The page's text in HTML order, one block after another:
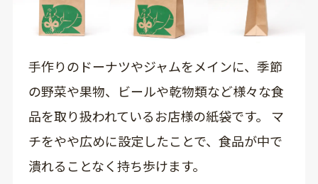
手作りのドーナツやジャムをメインに、季節
の野菜や果物、ビールや乾物類など様々な食
品を取り扱われているお店様の紙袋です。 マ
チをやや広めに設定したことで、食品が中で
潰れることなく持ち歩けます。